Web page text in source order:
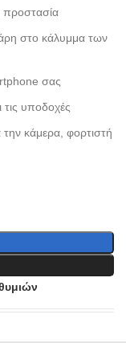
προστασία
στο κάλυμμα των
σας
υποδοχές
την κάμερα, φορτιστή